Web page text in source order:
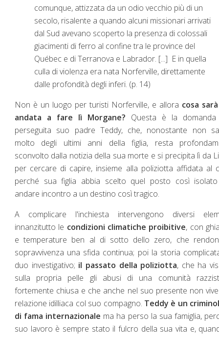
comunque, attizzata da un odio vecchio più di un
secolo, risalente a quando alcuni missionari arrivati
dal Sud avevano scoperto la presenza di colossali
giacimenti di ferro al confine tra le province del
Québec e di Terranova e Labrador. [...] E in quella
culla di violenza era nata Norferville, direttamente
dalle profondità degli inferi. (p. 14)
Non è un luogo per turisti Norferville, e allora cosa
andata a fare lì Morgane? Questa è la
perseguita suo padre Teddy, che, nonostante non
molto degli ultimi anni della figlia, resta
sconvolto dalla notizia della sua morte e si precipita lì da
per cercare di capire, insieme alla poliziotta affidata al
perché sua figlia abbia scelto quel posto così
andare incontro a un destino così tragico.
A complicare l'inchiesta intervengono diversi
innanzitutto le condizioni climatiche proibitive, con
e temperature ben al di sotto dello zero, che
sopravvivenza una sfida continua; poi la storia
duo investigativo; il passato della poliziotta, che ha
sulla propria pelle gli abusi di una comunità
fortemente chiusa e che anche nel suo presente non
relazione idilliaca col suo compagno. Teddy è un
di fama internazionale ma ha perso la sua famiglia,
suo lavoro è sempre stato il fulcro della sua vita e,